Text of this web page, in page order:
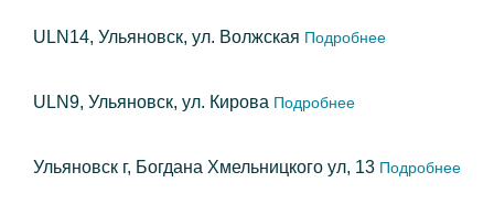
ULN14, Ульяновск, ул. Волжская Подробнее
ULN9, Ульяновск, ул. Кирова Подробнее
Ульяновск г, Богдана Хмельницкого ул, 13 Подробнее